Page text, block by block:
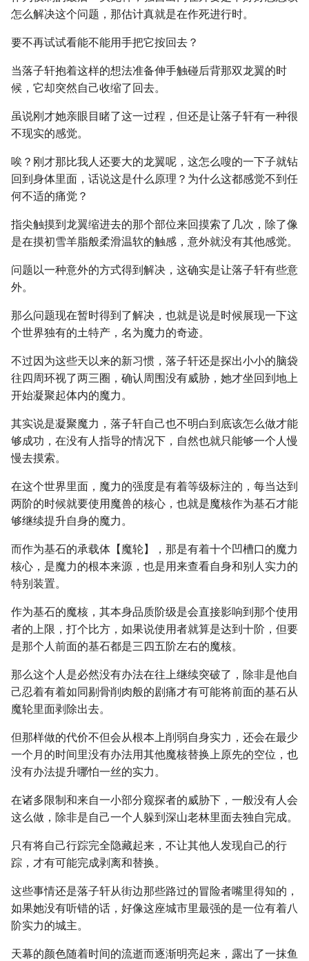
怎么解决这个问题，那估计真就是在作死进行时。
要不再试试看能不能用手把它按回去？
当落子轩抱着这样的想法准备伸手触碰后背那双龙翼的时
候，它却突然自己收缩了回去。
虽说刚才她亲眼目睹了这一过程，但还是让落子轩有一种很
不现实的感觉。
唉？刚才那比我人还要大的龙翼呢，这怎么嗖的一下子就钻
回到身体里面，话说这是什么原理？为什么这都感觉不到任
何不适的痛觉？
指尖触摸到龙翼缩进去的那个部位来回摸索了几次，除了像
是在摸初雪羊脂般柔滑温软的触感，意外就没有其他感觉。
问题以一种意外的方式得到解决，这确实是让落子轩有些意
外。
那么问题现在暂时得到了解决，也就是说是时候展现一下这
个世界独有的土特产，名为魔力的奇迹。
不过因为这些天以来的新习惯，落子轩还是探出小小的脑袋
往四周环视了两三圈，确认周围没有威胁，她才坐回到地上
开始凝聚起体内的魔力。
其实说是凝聚魔力，落子轩自己也不明白到底该怎么做才能
够成功，在没有人指导的情况下，自然也就只能够一个人慢
慢去摸索。
在这个世界里面，魔力的强度是有着等级标注的，每当达到
两阶的时候就要使用魔兽的核心，也就是魔核作为基石才能
够继续提升自身的魔力。
而作为基石的承载体【魔轮】，那是有着十个凹槽口的魔力
核心，是魔力的根本来源，也是用来查看自身和别人实力的
特别装置。
作为基石的魔核，其本身品质阶级是会直接影响到那个使用
者的上限，打个比方，如果说使用者就算是达到十阶，但要
是那个人前面的基石都是三四五阶左右的魔核。
那么这个人是必然没有办法在往上继续突破了，除非是他自
己忍着有着如同剔骨削肉般的剧痛才有可能将前面的基石从
魔轮里面剥除出去。
但那样做的代价不但会从根本上削弱自身实力，还会在最少
一个月的时间里没有办法用其他魔核替换上原先的空位，也
没有办法提升哪怕一丝的实力。
在诸多限制和来自一小部分窥探者的威胁下，一般没有人会
这么做，除非是自己一个人躲到深山老林里面去独自完成。
只有将自己行踪完全隐藏起来，不让其他人发现自己的行
踪，才有可能完成剥离和替换。
这些事情还是落子轩从街边那些路过的冒险者嘴里得知的，
如果她没有听错的话，好像这座城市里最强的是一位有着八
阶实力的城主。
天幕的颜色随着时间的流逝而逐渐明亮起来，露出了一抹鱼